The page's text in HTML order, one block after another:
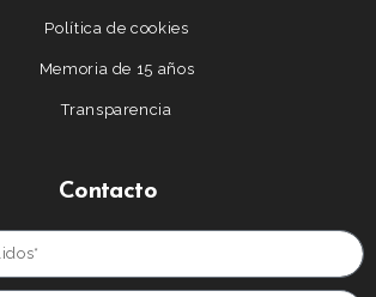
Política de cookies
Memoria de 15 años
Transparencia
Contacto